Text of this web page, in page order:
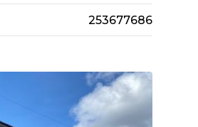
253677686